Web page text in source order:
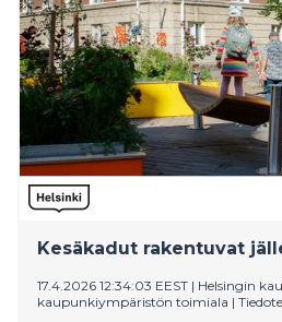
Kesäkadut rakentuvat
17.4.2026 12:34:03 EEST | Helsingin
kaupunkiympäristön toimiala | Tiedote